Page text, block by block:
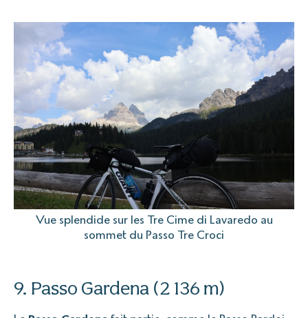
Vue splendide sur les Tre Cime di Lavaredo au
sommet du Passo Tre Croci
9. Passo Gardena (2 136 m)